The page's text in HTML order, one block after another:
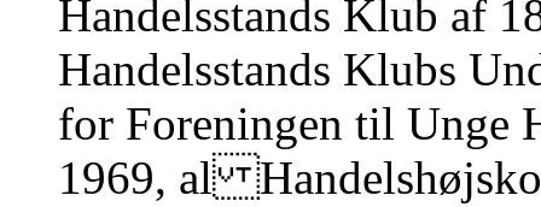
Handelsstands Klub af
Handelsstands Klubs
for Foreningen til Unge
1969, al